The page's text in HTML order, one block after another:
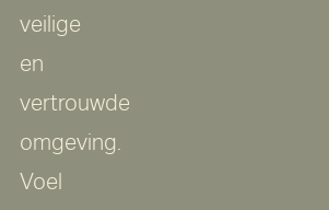
veilige
en
vertrouwde
omgeving.
Voel